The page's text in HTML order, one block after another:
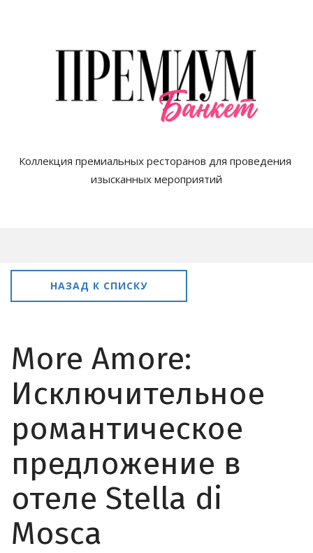
Коллекция премиальных ресторанов для проведения
изысканных мероприятий
НАЗАД К СПИСКУ
More Amore:
Исключительное
романтическое
предложение в
отеле Stella di
Mosca